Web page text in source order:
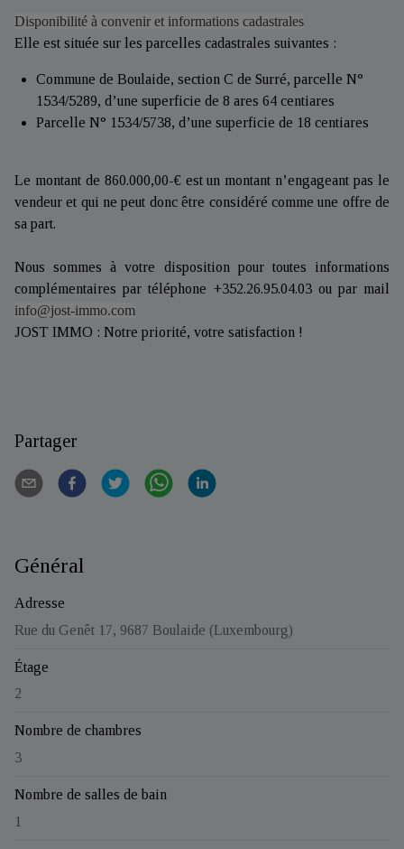
Disponibilité à convenir et informations cadastrales
Elle est située sur les parcelles cadastrales suivantes :
Commune de Boulaide, section C de Surré, parcelle N°
1534/5289, d’une superficie de 8 ares 64 centiares
Parcelle N° 1534/5738, d’une superficie de 18 centiares
Le montant de 860.000,00-€ est un montant n’engageant pas le
vendeur et qui ne peut donc être considéré comme une offre de
sa part.
Nous sommes à votre disposition pour toutes informations
complémentaires par téléphone +352.26.95.04.03 ou par mail
info@jost-immo.com
JOST IMMO : Notre priorité, votre satisfaction !
Partager
Général
Adresse
Rue du Genêt 17, 9687 Boulaide (Luxembourg)
Étage
2
Nombre de chambres
3
Nombre de salles de bain
1